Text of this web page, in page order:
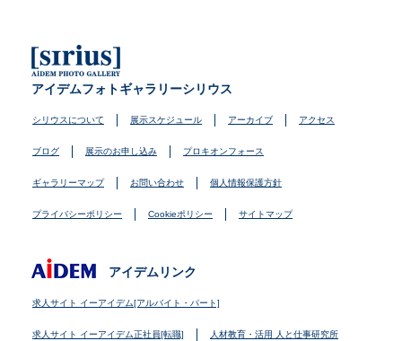
アイデムフォトギャラリーシリウス
シリウスについて 展示スケジュール アーカイブ アクセス
ブログ 展示のお申し込み プロキオンフォース
ギャラリーマップ お問い合わせ 個人情報保護方針
プライバシーポリシー Cookieポリシー サイトマップ
アイデムリンク
求人サイト イーアイデム[アルバイト・パート]
求人サイト イーアイデム正社員[転職] 人材教育・活用 人と仕事研究所